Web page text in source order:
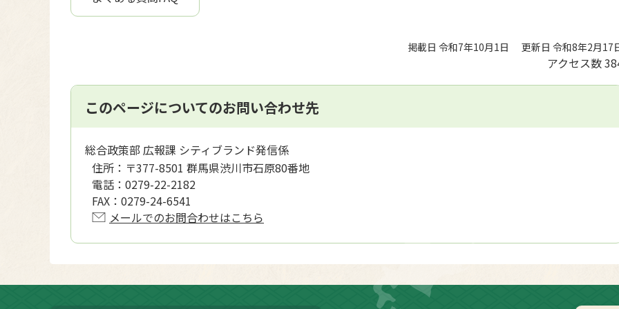
掲載日 令和7年10月1日 更新日 令和8年2月17
アクセス数
このページについてのお問い合わせ先
総合政策部 広報課 シティブランド発信係
住所： 〒377-8501 群馬県渋川市石原80番地
電話： 0279-22-2182
FAX： 0279-24-6541
メールでのお問合わせはこちら